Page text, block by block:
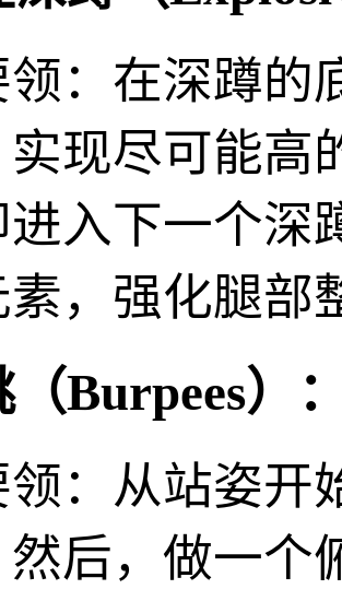
领：在深蹲的
现尽可能高
进入下一个深
，强化腿部
Burpees）
领：从站姿开
然后，做一个